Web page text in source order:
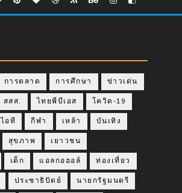
การตลาด การศึกษา ข่าวเด่น
สสส. ไทยพีบีเอส โควิด-19
ไอที กีฬา เหล้า บันเทิง
สุขภาพ เยาวชน
เด็ก แอลกอฮอล์ ท่องเที่ยว
ประชาธิปัตย์ นายกรัฐมนตรี